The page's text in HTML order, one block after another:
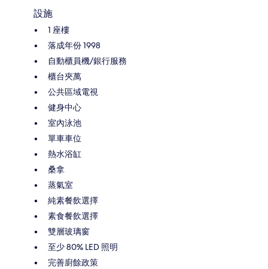
設施
1 座樓
落成年份 1998
自動櫃員機/銀行服務
櫃台夾萬
公共區域電視
健身中心
室內泳池
單車車位
熱水浴缸
桑拿
蒸氣室
純素餐飲選擇
素食餐飲選擇
雙層玻璃窗
至少 80% LED 照明
完善廚餘政策